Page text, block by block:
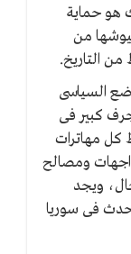
هو حماية
من
التاريخ.
السياسى
كبير فى
كل مهاترات
ومصالح
ويجد
فى سوريا